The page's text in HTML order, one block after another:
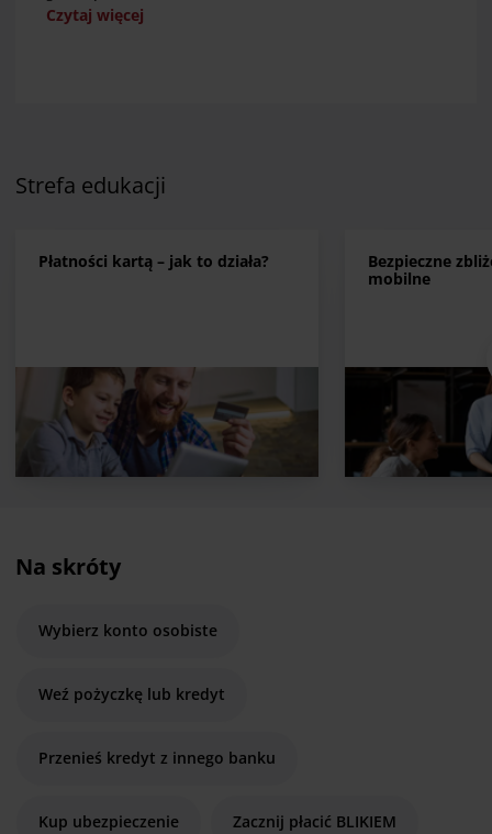
Czytaj więcej
Strefa edukacji
Płatności kartą – jak to działa?
Bezpieczne
mobilne
Na skróty
Wybierz konto osobiste
Weź pożyczkę lub kredyt
Przenieś kredyt z innego banku
Kup ubezpieczenie Zacznij płacić BLIKIEM